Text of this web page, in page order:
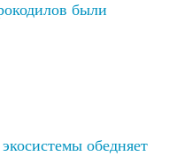
были
обедняет